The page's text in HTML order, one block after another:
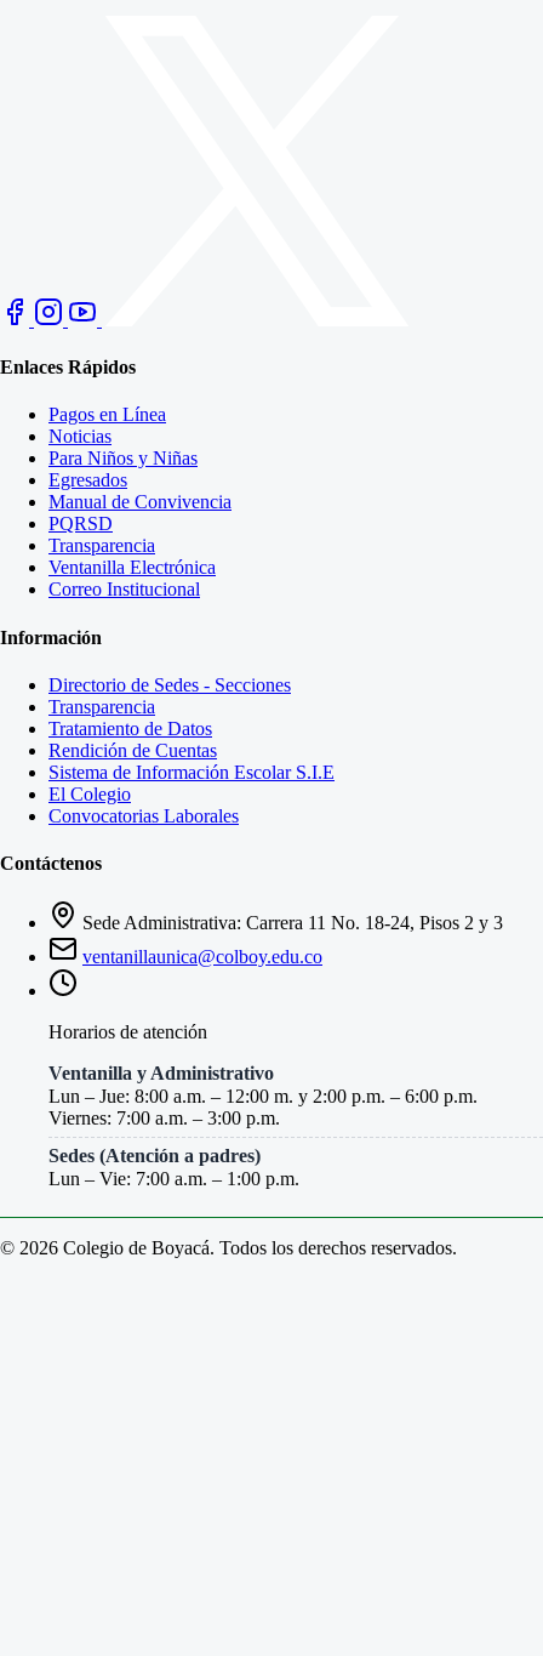
Enlaces Rápidos
Pagos en Línea
Noticias
Para Niños y Niñas
Egresados
Manual de Convivencia
PQRSD
Transparencia
Ventanilla Electrónica
Correo Institucional
Información
Directorio de Sedes - Secciones
Transparencia
Tratamiento de Datos
Rendición de Cuentas
Sistema de Información Escolar S.I.E
El Colegio
Convocatorias Laborales
Contáctenos
Sede Administrativa: Carrera 11 No. 18-24, Pisos 2 y 3
ventanillaunica@colboy.edu.co
Horarios de atención
Ventanilla y Administrativo
Lun – Jue: 8:00 a.m. – 12:00 m. y 2:00 p.m. – 6:00 p.m.
Viernes: 7:00 a.m. – 3:00 p.m.
Sedes (Atención a padres)
Lun – Vie: 7:00 a.m. – 1:00 p.m.
© 2026 Colegio de Boyacá. Todos los derechos reservados.